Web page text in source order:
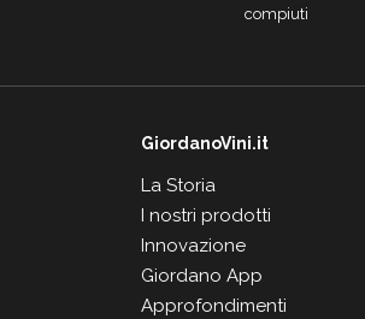
compiuti
GiordanoVini.it
La Storia
I nostri prodotti
Innovazione
Giordano App
Approfondimenti